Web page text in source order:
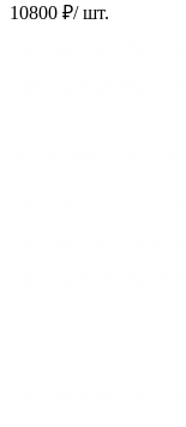
10800 ₽/ шт.